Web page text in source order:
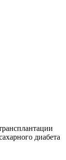
диабета